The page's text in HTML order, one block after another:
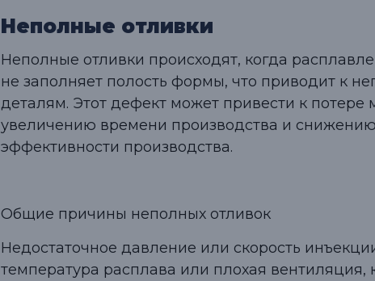
Неполные отливки
Неполные отливки происходят, когда
не заполняет полость формы, что приводит к
деталям. Этот дефект может привести к потере
увеличению времени производства и снижению
эффективности производства.
Общие причины неполных отливок
Недостаточное давление или скорость
температура расплава или плохая вентиляция,